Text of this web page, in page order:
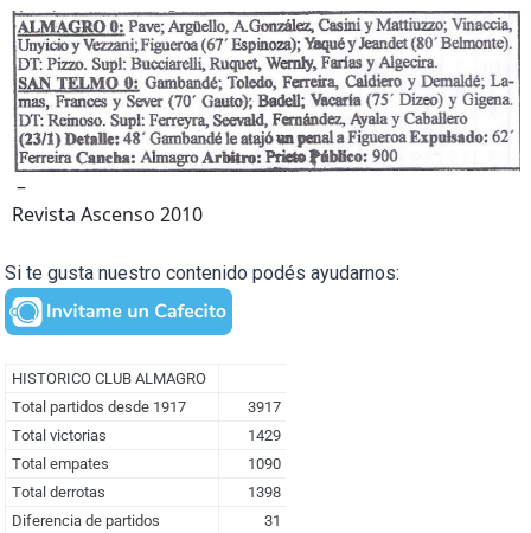
–
Revista Ascenso 2010
Si te gusta nuestro contenido podés ayudarnos: